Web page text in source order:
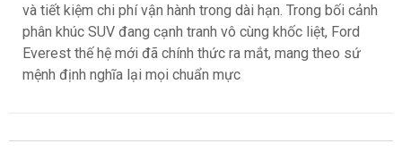
và tiết kiệm chi phí vận hành trong dài hạn. Trong bối cảnh
phân khúc SUV đang cạnh tranh vô cùng khốc liệt, Ford
Everest thế hệ mới đã chính thức ra mắt, mang theo sứ
mệnh định nghĩa lại mọi chuẩn mực